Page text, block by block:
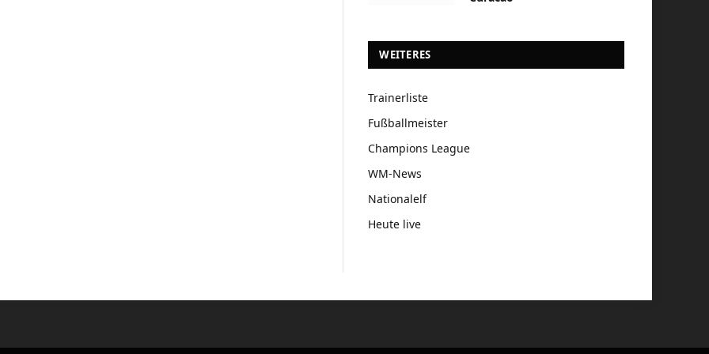
WEITERES
Trainerliste
Fußballmeister
Champions League
WM-News
Nationalelf
Heute live